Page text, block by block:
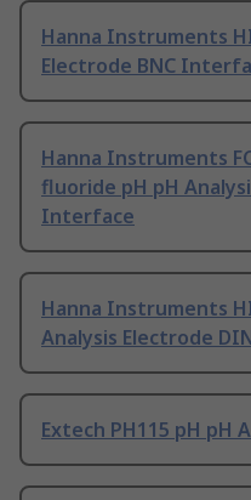
Hanna Instruments
Electrode BNC
Hanna Instruments
fluoride pH pH
Interface
Hanna Instruments
Analysis Electrode
Extech PH115 pH pH